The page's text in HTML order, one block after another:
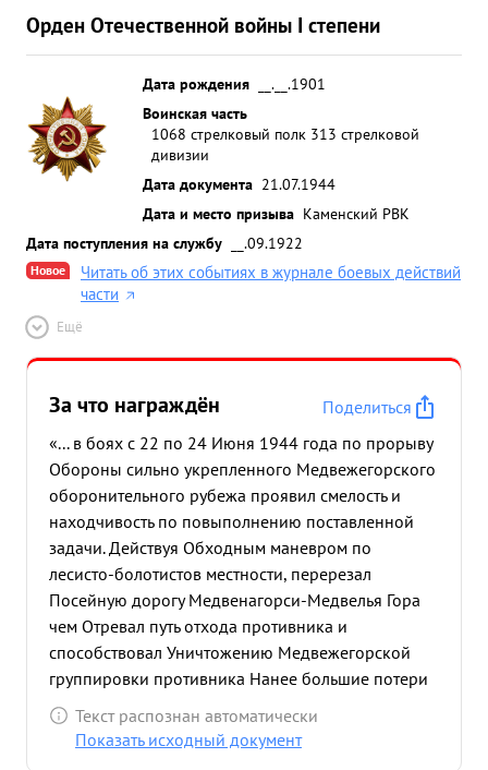
Орден Отечественной войны I степени
Дата рождения
__.__.1901
Воинская часть
1068 стрелковый полк 313 стрелковой
дивизии
Дата документа 21.07.1944
Дата и место призыва Каменский РВК
Дата поступления на службу
__.09.1922
Новое
Читать об этих событиях в журнале боевых действий
части
Ещё
За что награждён
Поделиться
«... в боях с 22 по 24 Июня 1944 года по прорыву
Обороны сильно укрепленного Медвежегорского
оборонительного рубежа проявил смелость и
находчивость по повыполнению поставленной
задачи. Действуя Обходным маневром по
лесисто-болотистов местности, перерезал
Посейную дорогу Медвенагорси-Медвелья Гора
чем Отревал путь отхода противника и
способствовал Уничтожению Медвежегорской
группировки противника Нанее большие потери
в живой силе противника и захватил 4 пушки, 6
станковых пулеметов и другое вооружение.
Текст распознан автоматически
Показать исходный документ